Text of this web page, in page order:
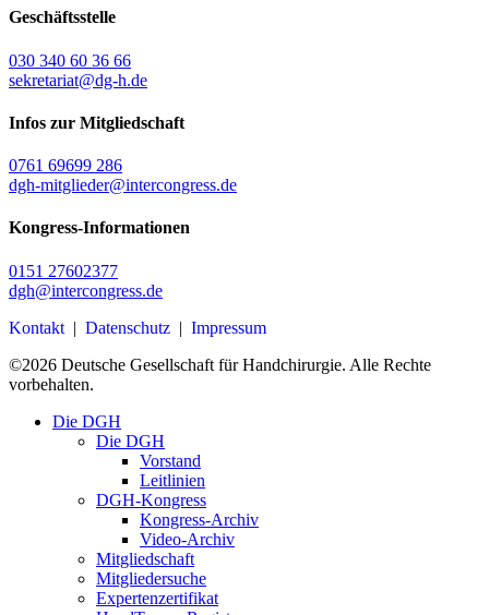
Geschäftsstelle
030 340 60 36 66
sekretariat@dg-h.de
Infos zur Mitgliedschaft
0761 69699 286
dgh-mitglieder@intercongress.de
Kongress-Informationen
0151 27602377
dgh@intercongress.de
Kontakt | Datenschutz | Impressum
©2026 Deutsche Gesellschaft für Handchirurgie. Alle Rechte
vorbehalten.
Close
Die DGH
Die DGH
Vorstand
Leitlinien
DGH-Kongress
Kongress-Archiv
Video-Archiv
Mitgliedschaft
Mitgliedersuche
Expertenzertifikat